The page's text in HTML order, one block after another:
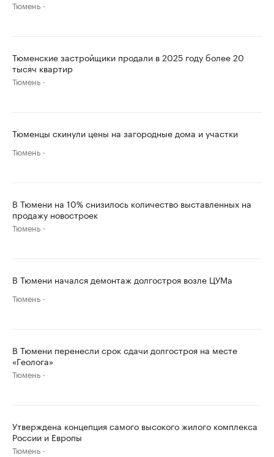
Тюмень
Тюменские застройщики продали в 2025 году более 20
тысяч квартир
Тюмень
Тюменцы скинули цены на загородные дома и участки
Тюмень
В Тюмени на 10% снизилось количество выставленных на
продажу новостроек
Тюмень
В Тюмени начался демонтаж долгостроя возле ЦУМа
Тюмень
В Тюмени перенесли срок сдачи долгостроя на месте
«Геолога»
Тюмень
Утверждена концепция самого высокого жилого комплекса
России и Европы
Тюмень